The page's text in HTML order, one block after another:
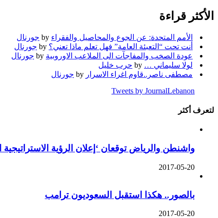
الأكثر قراءة
الأمم المتحدة: عن الجوع والمحاصيل والفقراء by جورنال
أنت تحت “التعبئة العامة” فهل تعلم ماذا تعني؟ by جورنال
عودة الصخب والمفاجآت الى الملاعب الاوروبية by جورنال
لولا سليماني … by حرب خليل
مصطفى ناصر..قاوم اغراء الاسرار by جورنال
Tweets by JournalLebanon
لتعرف أكثر
واشنطن والرياض توقعان ‘إعلان الرؤية الاستراتيجية
2017-05-20
بالصور.. هكذا استقبل السعوديون ترامب
2017-05-20